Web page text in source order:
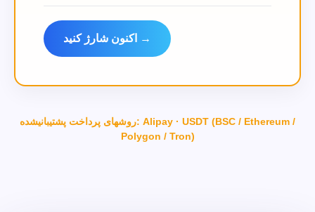
اکنون شارژ کنید →
روشهای پرداخت پشتیبانیشده: Alipay · USDT (BSC / Ethereum /
Polygon / Tron)